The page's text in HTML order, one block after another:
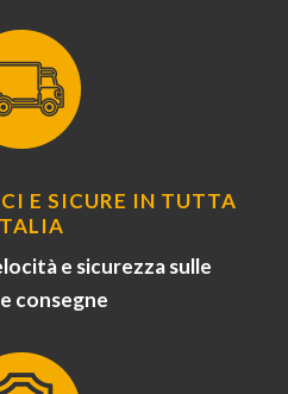
E SICURE IN TUTTA
e sicurezza sulle
consegne